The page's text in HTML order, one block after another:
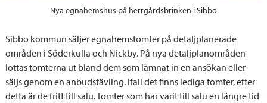
Nya egnahemshus på herrgårdsbrinken i Sibbo
Sibbo kommun säljer egnahemstomter på detaljplanerade
områden i Söderkulla och Nickby. På nya detaljplanområden
lottas tomterna ut bland dem som lämnat in en ansökan eller
säljs genom en anbudstävling. Ifall det finns lediga tomter, efter
detta är de fritt till salu. Tomter som har varit till salu en längre tid